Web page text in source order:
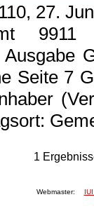
27.
Seite 7
1
Webmaster: